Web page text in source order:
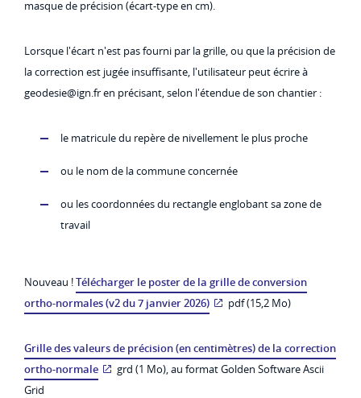
masque de précision (écart-type en cm).
Lorsque l'écart n'est pas fourni par la grille, ou que la précision de
la correction est jugée insuffisante, l'utilisateur peut écrire à
geodesie@ign.fr en précisant, selon l'étendue de son chantier :
le matricule du repère de nivellement le plus proche
ou le nom de la commune concernée
ou les coordonnées du rectangle englobant sa zone de
travail
Nouveau !Télécharger le poster de la grille de conversion
ortho-normales (v2 du 7 janvier 2026)
pdf (15,2 Mo)
Grille des valeurs de précision (en centimètres) de la correction
ortho-normale
grd (1 Mo), au format Golden Software Ascii
Grid